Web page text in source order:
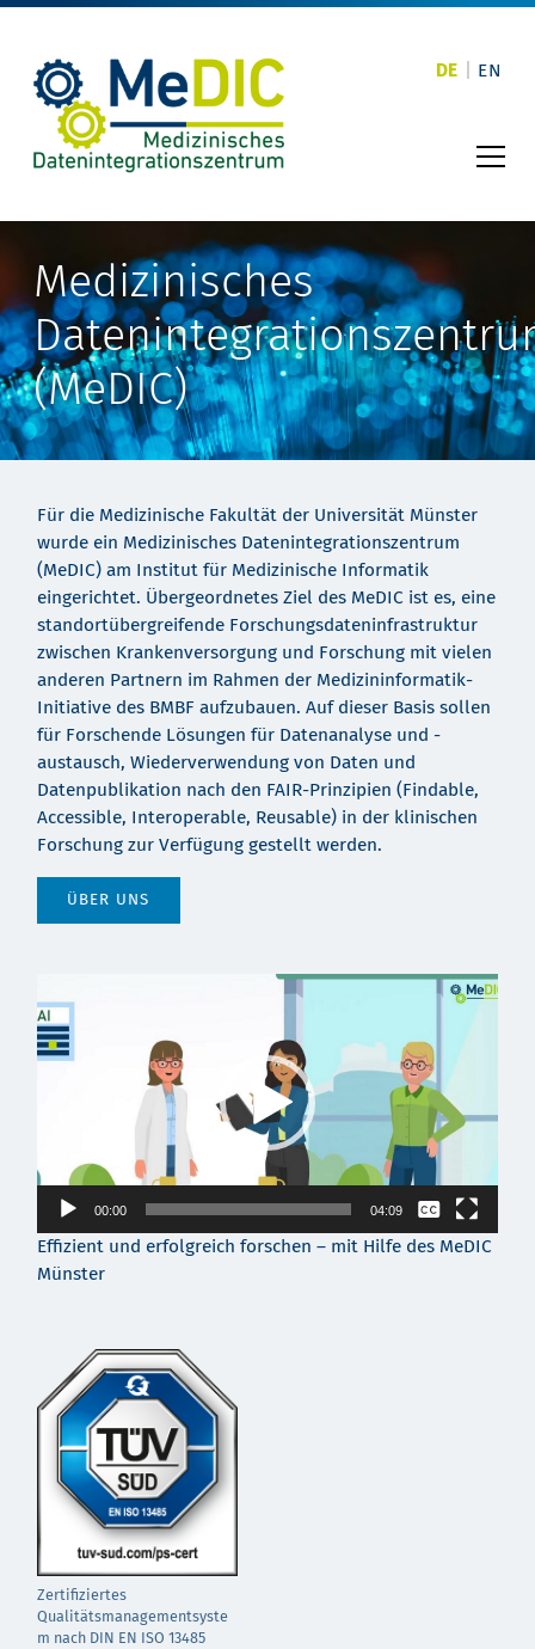
Skip
content
EN
DE
Medizinisches
(MeDIC)
Für die Medizinische Fakultät der Universität Münster
wurde ein Medizinisches Datenintegrationszentrum
(MeDIC) am Institut für Medizinische Informatik
eingerichtet. Übergeordnetes Ziel des MeDIC ist es, eine
standortübergreifende Forschungsdateninfrastruktur
zwischen Krankenversorgung und Forschung mit vielen
anderen Partnern im Rahmen der Medizininformatik-
Initiative des BMBF aufzubauen. Auf dieser Basis sollen
für Forschende Lösungen für Datenanalyse und -
austausch, Wiederverwendung von Daten und
Datenpublikation nach den FAIR-Prinzipien (Findable,
Accessible, Interoperable, Reusable) in der klinischen
Forschung zur Verfügung gestellt werden.
ÜBER UNS
Player
00:00 04:09
Keine
Deutsch
Effizient und erfolgreich forschen – mit Hilfe des MeDIC
Münster
Zertifiziertes
Qualitätsmanagementsyste
m nach DIN EN ISO 13485